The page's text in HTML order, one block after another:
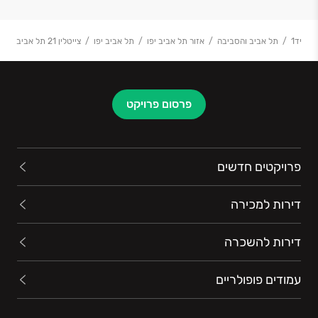
יד1 תל אביב והסביבה אזור תל אביב יפו תל אביב יפו צייטלין 21 תל אביב
פרסום פרויקט
פרויקטים חדשים
דירות למכירה
דירות להשכרה
עמודים פופולריים